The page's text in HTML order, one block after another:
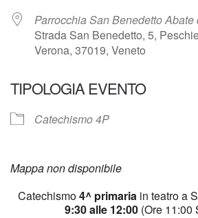
Parrocchia San Benedetto Abate
Strada San Benedetto, 5,
Verona, 37019, Veneto
TIPOLOGIA EVENTO
Catechismo 4P
Mappa non disponibile
Catechismo4^ primaria in teatro a
9:30 alle 12:00 (Ore 11:00